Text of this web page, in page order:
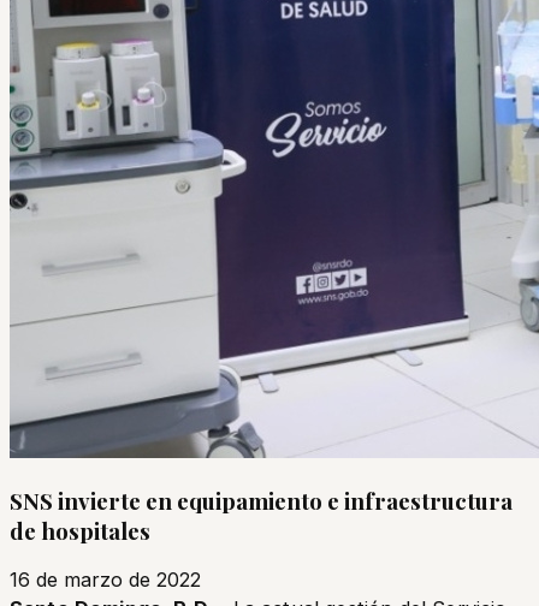
SNS invierte en equipamiento e infraestructura
de hospitales
16 de marzo de 2022